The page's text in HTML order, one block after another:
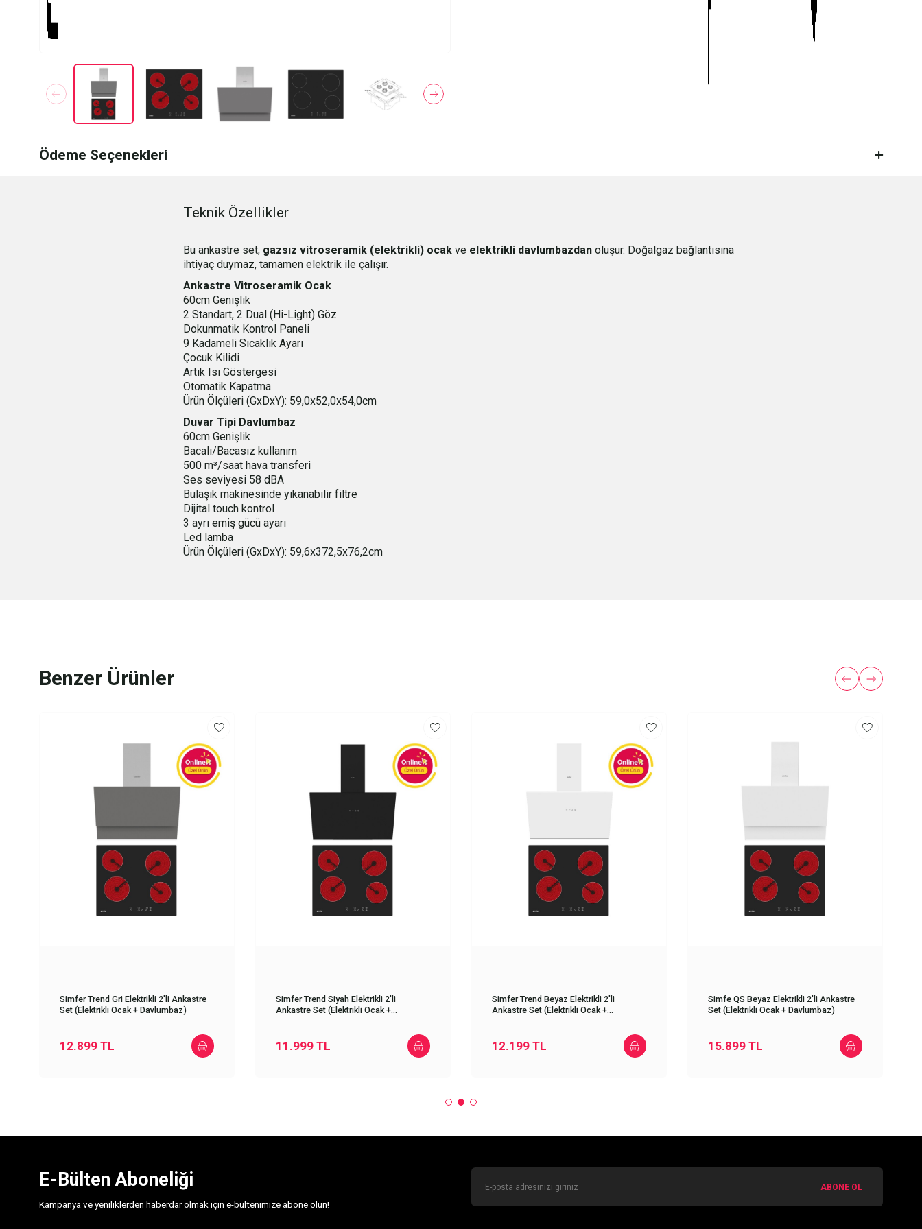
Ödeme Seçenekleri
Teknik Özellikler
Bu ankastre set; gazsız vitroseramik (elektrikli) ocak ve elektrikli davlumbazdan oluşur. Doğalgaz bağlantısına
ihtiyaç duymaz, tamamen elektrik ile çalışır.
Ankastre Vitroseramik Ocak
60cm Genişlik
2 Standart, 2 Dual (Hi-Light) Göz
Dokunmatik Kontrol Paneli
9 Kadameli Sıcaklık Ayarı
Çocuk Kilidi
Artık Isı Göstergesi
Otomatik Kapatma
Ürün Ölçüleri (GxDxY): 59,0x52,0x54,0cm
Duvar Tipi Davlumbaz
60cm Genişlik
Bacalı/Bacasız kullanım
500 m³/saat hava transferi
Ses seviyesi 58 dBA
Bulaşık makinesinde yıkanabilir filtre
Dijital touch kontrol
3 ayrı emiş gücü ayarı
Led lamba
Ürün Ölçüleri (GxDxY): 59,6x372,5x76,2cm
Benzer Ürünler
Simfer Trend Gri Elektrikli 2'li Ankastre
Set (Elektrikli Ocak + Davlumbaz)
12.899TL
Simfer Trend Siyah Elektrikli 2'li
Ankastre Set (Elektrikli Ocak +
11.999TL
Simfer Trend Beyaz Elektrikli 2'li
Ankastre Set (Elektrikli Ocak +
12.199TL
Simfe QS Beyaz Elektrikli 2'li Ankastre
Set (Elektrikli Ocak + Davlumbaz)
15.899TL
E-Bülten Aboneliği
Kampanya ve yeniliklerden haberdar olmak için e-bültenimize abone olun!
ABONE OL